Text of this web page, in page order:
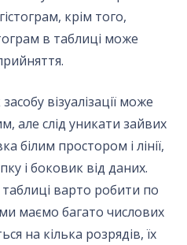
крім того,
в таблиці може
візуалізації може
але слід уникати зайвих
білим простором і лінії,
і боковик від даних.
варто робити по
маємо багато числових
на кілька розрядів, їх